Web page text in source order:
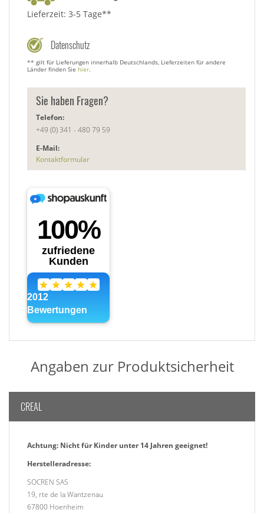
Lieferzeit: 3-5 Tage**
Datenschutz
** gilt für Lieferungen innerhalb Deutschlands, Lieferzeiten für andere
Länder finden Sie hier.
Sie haben Fragen?
Telefon:
+49 (0) 341 - 480 79 59
E-Mail:
Kontaktformular
Angaben zur Produktsicherheit
CREAL
Achtung: Nicht für Kinder unter 14 Jahren geeignet!
Herstelleradresse:
SOCREN SAS
19, rte de la Wantzenau
67800 Hoenheim